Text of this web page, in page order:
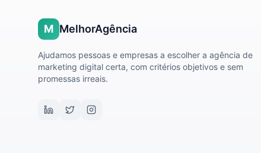
M MelhorAgência
Ajudamos pessoas e empresas a escolher a agência de
marketing digital certa, com critérios objetivos e sem
promessas irreais.